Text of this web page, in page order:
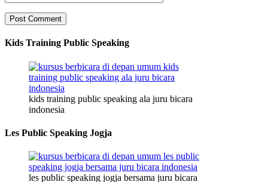
Kids Training Public Speaking
kids training public speaking ala juru bicara
indonesia
Les Public Speaking Jogja
les public speaking jogja bersama juru bicara